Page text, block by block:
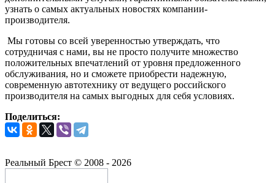
узнать о самых актуальных новостях компании-
производителя.
Мы готовы со всей уверенностью утверждать, что
сотрудничая с нами, вы не просто получите множество
положительных впечатлений от уровня предложенного
обслуживания, но и сможете приобрести надежную,
современную автотехнику от ведущего российского
производителя на самых выгодных для себя условиях.
Поделиться:
Реальный Брест © 2008 - 2026